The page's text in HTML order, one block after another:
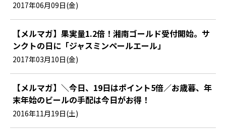
2017年06月09日(金)
【メルマガ】果実量1.2倍！湘南ゴールド受付開始。サ
ンクトの日に「ジャスミンペールエール」
2017年03月10日(金)
【メルマガ】＼今日、19日はポイント5倍／お歳暮、年
末年始のビールの手配は今日がお得！
2016年11月19日(土)